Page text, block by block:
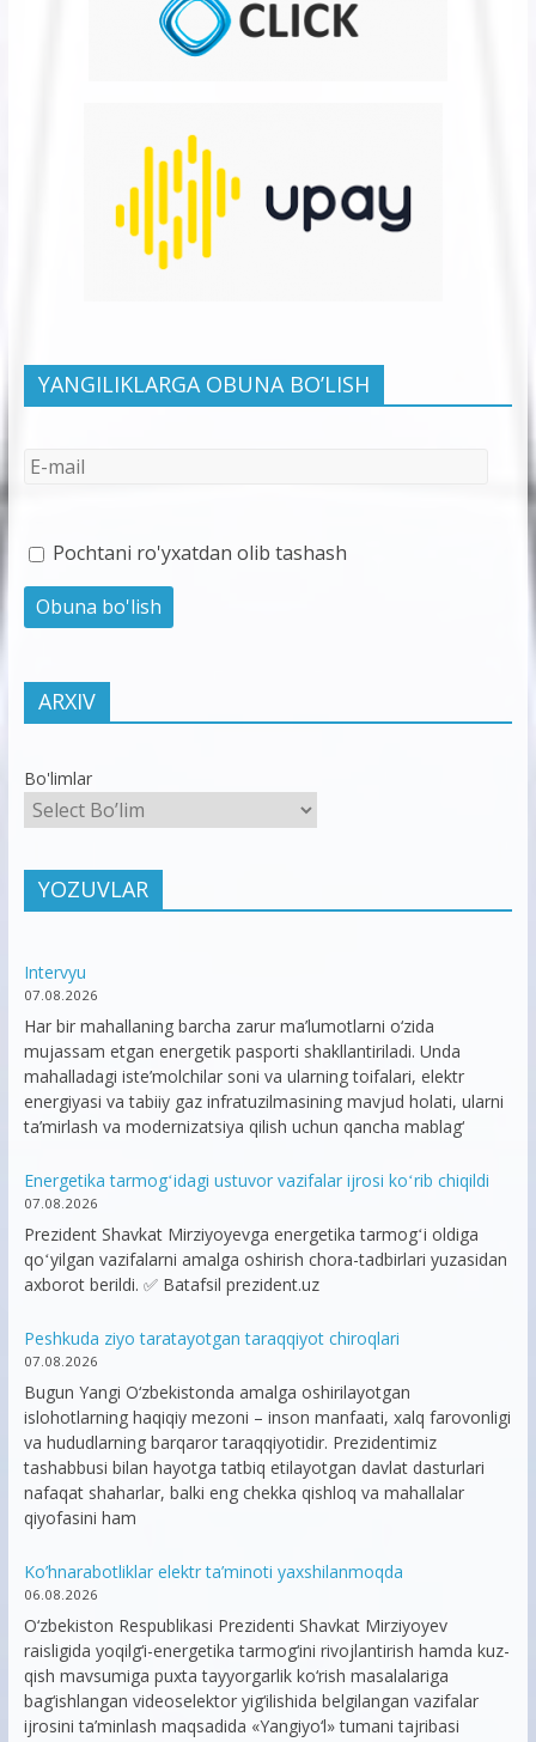
YANGILIKLARGA OBUNA BO’LISH
Pochtani ro'yxatdan olib tashash
ARXIV
Bo'limlar
YOZUVLAR
Intervyu
07.08.2026
Har bir mahallaning barcha zarur ma’lumotlarni o‘zida
mujassam etgan energetik pasporti shakllantiriladi. Unda
mahalladagi iste’molchilar soni va ularning toifalari, elektr
energiyasi va tabiiy gaz infratuzilmasining mavjud holati, ularni
ta’mirlash va modernizatsiya qilish uchun qancha mablag‘
Energetika tarmogʻidagi ustuvor vazifalar ijrosi koʻrib chiqildi
07.08.2026
Prezident Shavkat Mirziyoyevga energetika tarmogʻi oldiga
qoʻyilgan vazifalarni amalga oshirish chora-tadbirlari yuzasidan
axborot berildi. ✅ Batafsil prezident.uz
Peshkuda ziyo taratayotgan taraqqiyot chiroqlari
07.08.2026
Bugun Yangi O‘zbekistonda amalga oshirilayotgan
islohotlarning haqiqiy mezoni – inson manfaati, xalq farovonligi
va hududlarning barqaror taraqqiyotidir. Prezidentimiz
tashabbusi bilan hayotga tatbiq etilayotgan davlat dasturlari
nafaqat shaharlar, balki eng chekka qishloq va mahallalar
qiyofasini ham
Ko’hnarabotliklar elektr ta’minoti yaxshilanmoqda
06.08.2026
O‘zbekiston Respublikasi Prezidenti Shavkat Mirziyoyev
raisligida yoqilg‘i-energetika tarmog‘ini rivojlantirish hamda kuz-
qish mavsumiga puxta tayyorgarlik ko‘rish masalalariga
bag‘ishlangan videoselektor yig‘ilishida belgilangan vazifalar
ijrosini ta’minlash maqsadida «Yangiyo‘l» tumani tajribasi